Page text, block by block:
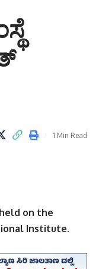
1 Min Read
on the
Institute.